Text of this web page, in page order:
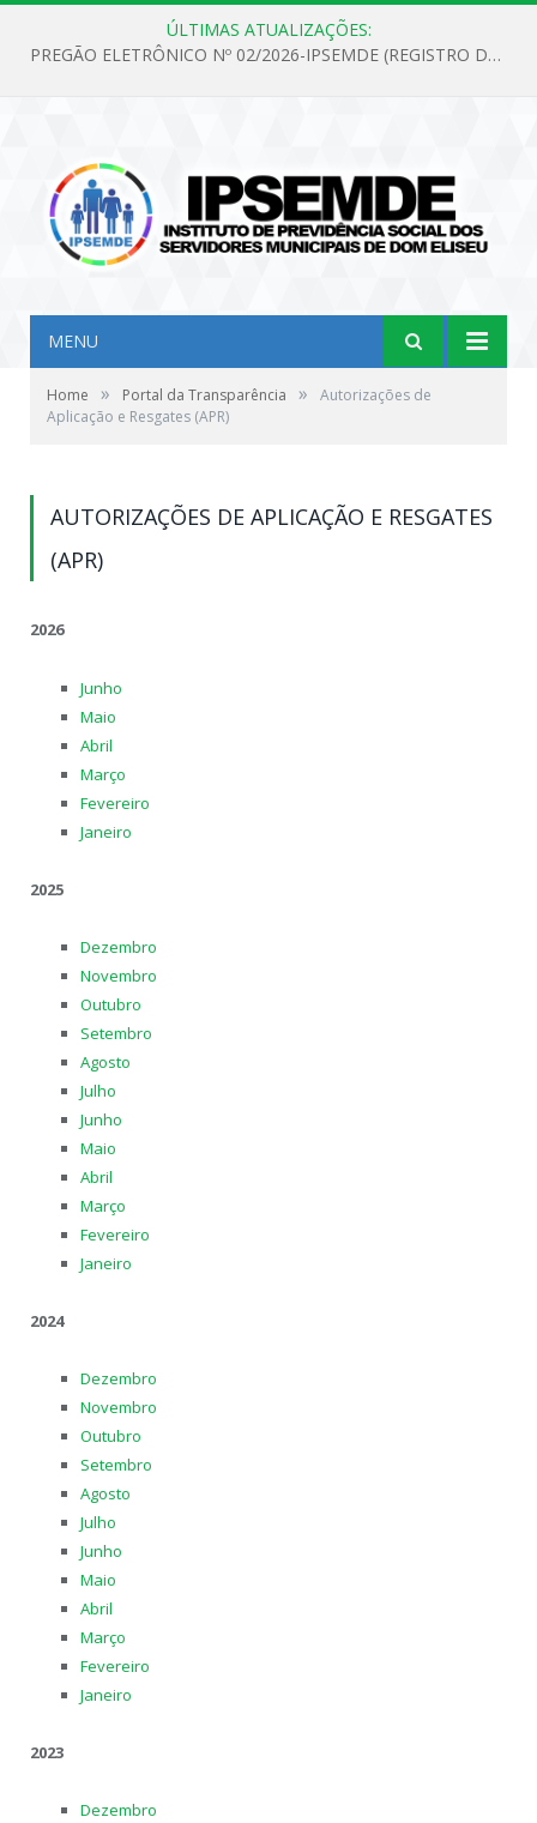
ÚLTIMAS ATUALIZAÇÕES:
PREGÃO ELETRÔNICO Nº 02/2026-IPSEMDE (REGISTRO DE PREÇOS PARA FUTURA E EVENTUAL AQUISIÇÃO DE MATERIAL DE LIMPEZA E GÊNEROS ALIMENTÍCIOS PARA ATENDER AS NECESSIDADES DO INSTITUTO DE PREVIDÊNCIA SOCIAL DOS SERVIDORES MUNICIPAIS DE DOM ELISEU.)
MENU
Home » Portal da Transparência »
Autorizações de
Aplicação e Resgates (APR)
AUTORIZAÇÕES DE APLICAÇÃO E RESGATES
(APR)
2026
Junho
Maio
Abril
Março
Fevereiro
Janeiro
2025
Dezembro
Novembro
Outubro
Setembro
Agosto
Julho
Junho
Maio
Abril
Março
Fevereiro
Janeiro
2024
Dezembro
Novembro
Outubro
Setembro
Agosto
Julho
Junho
Maio
Abril
Março
Fevereiro
Janeiro
2023
Dezembro